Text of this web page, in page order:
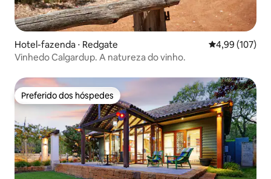
Hotel-fazenda ⋅ Redgate 4,99 de uma
4,99 (107)
Vinhedo Calgardup. A natureza do vinho.
Preferido dos hóspedes
Preferido dos hóspedes